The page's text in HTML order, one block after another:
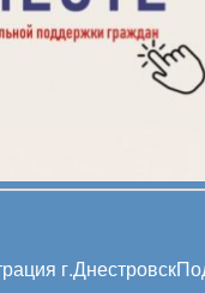
г.Днестровск